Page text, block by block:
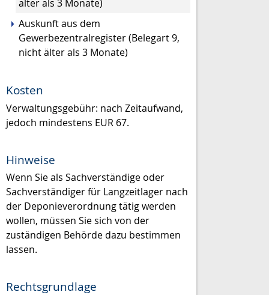
älter als 3 Monate)
Auskunft aus dem
Gewerbezentralregister (Belegart 9,
nicht älter als 3 Monate)
Kosten
Verwaltungsgebühr: nach Zeitaufwand,
jedoch mindestens EUR 67.
Hinweise
Wenn Sie als Sachverständige oder
Sachverständiger für Langzeitlager nach
der Deponieverordnung tätig werden
wollen, müssen Sie sich von der
zuständigen Behörde dazu bestimmen
lassen.
Rechtsgrundlage